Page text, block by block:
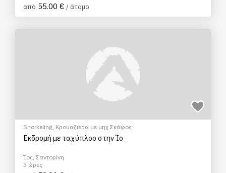
από 55.00 € / άτομο
Snorkeling, Κρουαζιέρα με μηχ.Σκάφος
Εκδρομή με ταχύπλοο στην Ίο
Ίος, Σαντορίνη
3 ώρες